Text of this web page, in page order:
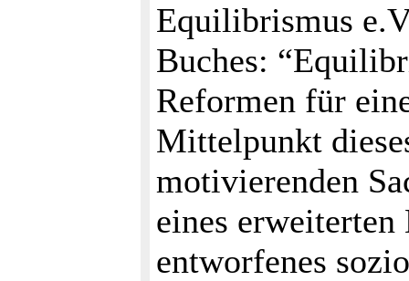
Equilibrismus
Buches:
Reformen für
Mittelpunkt
motivierenden
eines erweiterten
entworfenes